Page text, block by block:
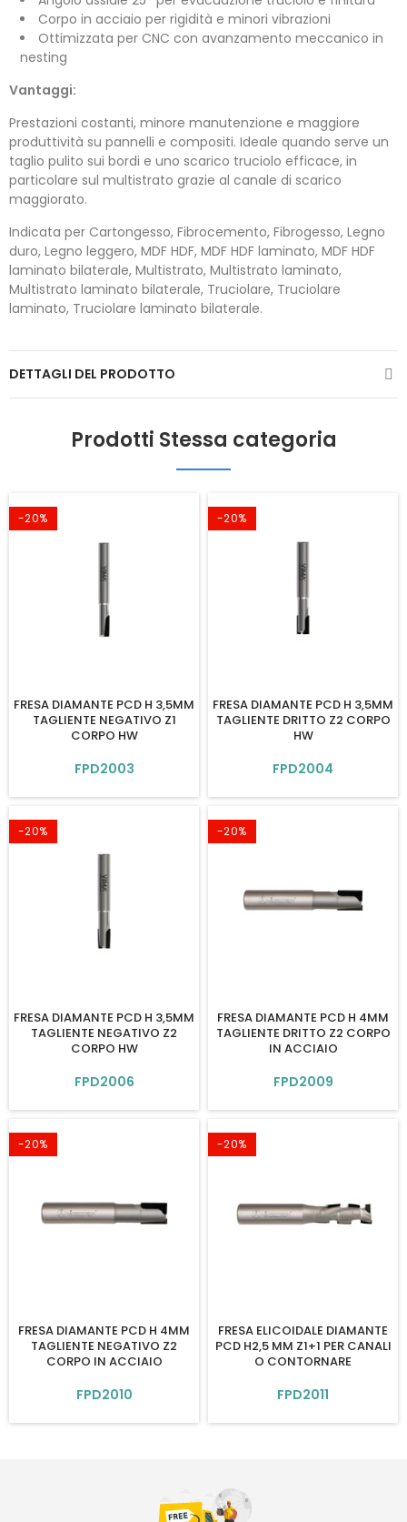
Corpo in acciaio per rigidità e minori vibrazioni
Ottimizzata per CNC con avanzamento meccanico in
nesting
Vantaggi:
Prestazioni costanti, minore manutenzione e maggiore
produttività su pannelli e compositi. Ideale quando serve un
taglio pulito sui bordi e uno scarico truciolo efficace, in
particolare sul multistrato grazie al canale di scarico
maggiorato.
Indicata per Cartongesso, Fibrocemento, Fibrogesso, Legno
duro, Legno leggero, MDF HDF, MDF HDF laminato, MDF HDF
laminato bilaterale, Multistrato, Multistrato laminato,
Multistrato laminato bilaterale, Truciolare, Truciolare
laminato, Truciolare laminato bilaterale.
DETTAGLI DEL PRODOTTO
Prodotti Stessa categoria
-20%
FRESA DIAMANTE PCD H 3,5MM
TAGLIENTE NEGATIVO Z1
CORPO HW
FPD2003
-20%
FRESA DIAMANTE PCD H 3,5MM
TAGLIENTE DRITTO Z2 CORPO
HW
FPD2004
-20%
FRESA DIAMANTE PCD H 3,5MM
TAGLIENTE NEGATIVO Z2
CORPO HW
FPD2006
-20%
FRESA DIAMANTE PCD H 4MM
TAGLIENTE DRITTO Z2 CORPO
IN ACCIAIO
FPD2009
-20%
FRESA DIAMANTE PCD H 4MM
TAGLIENTE NEGATIVO Z2
CORPO IN ACCIAIO
FPD2010
-20%
FRESA ELICOIDALE DIAMANTE
PCD H2,5 MM Z1+1 PER CANALI
O CONTORNARE
FPD2011